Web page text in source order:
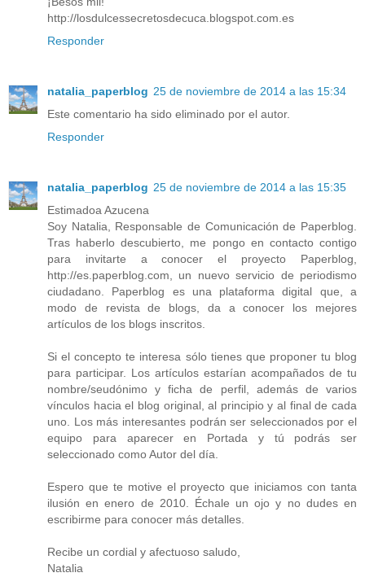
http://losdulcessecretosdecuca.blogspot.com.es
Responder
natalia_paperblog 25 de noviembre de 2014 a las 15:34
Este comentario ha sido eliminado por el autor.
Responder
natalia_paperblog 25 de noviembre de 2014 a las 15:35
Estimadoa Azucena
Soy Natalia, Responsable de Comunicación de Paperblog.
Tras haberlo descubierto, me pongo en contacto contigo
para invitarte a conocer el proyecto Paperblog,
http://es.paperblog.com, un nuevo servicio de periodismo
ciudadano. Paperblog es una plataforma digital que, a
modo de revista de blogs, da a conocer los mejores
artículos de los blogs inscritos.
Si el concepto te interesa sólo tienes que proponer tu blog
para participar. Los artículos estarían acompañados de tu
nombre/seudónimo y ficha de perfil, además de varios
vínculos hacia el blog original, al principio y al final de cada
uno. Los más interesantes podrán ser seleccionados por el
equipo para aparecer en Portada y tú podrás ser
seleccionado como Autor del día.
Espero que te motive el proyecto que iniciamos con tanta
ilusión en enero de 2010. Échale un ojo y no dudes en
escribirme para conocer más detalles.
Recibe un cordial y afectuoso saludo,
Natalia